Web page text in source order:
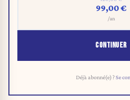
99,00 €
/an
CONTINUER
Déjà abonné(e) ?Se